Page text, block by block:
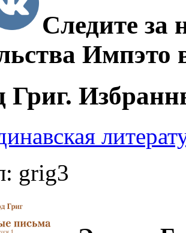
Следите за
Импэто
Григ.
grig3